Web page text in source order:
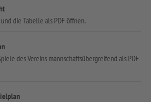
die Tabelle als PDF öffnen.
des Vereins mannschaftsübergreifend als PDF